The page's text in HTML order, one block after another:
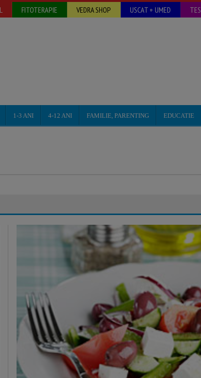
FITOTERAPIE VEDRA SHOP USCAT + UMED
1-3 ANI 4-12 ANI FAMILIE, PARENTING EDUCATIE